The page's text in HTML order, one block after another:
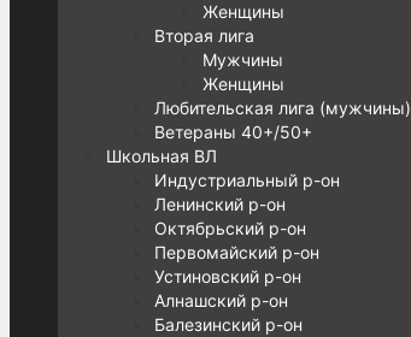
Женщины
Вторая лига
Мужчины
Женщины
Любительская лига (мужчины)
Ветераны 40+/50+
Школьная ВЛ
Индустриальный р-он
Ленинский р-он
Октябрьский р-он
Первомайский р-он
Устиновский р-он
Алнашский р-он
Балезинский р-он